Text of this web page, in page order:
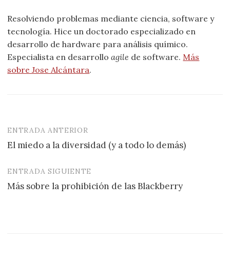
Resolviendo problemas mediante ciencia, software y
tecnología. Hice un doctorado especializado en
desarrollo de hardware para análisis químico.
Especialista en desarrolloagile de software. Más
sobre Jose Alcántara.
Navegación
de
entradas
ENTRADA ANTERIOR
El miedo a la diversidad (y a todo lo demás)
ENTRADA SIGUIENTE
Más sobre la prohibición de las Blackberry